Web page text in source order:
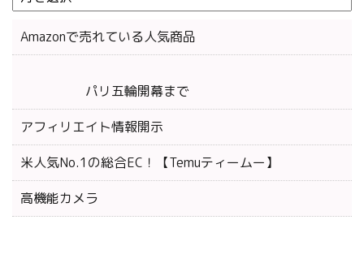
Amazonで売れている人気商品
パリ五輪開幕まで
アフィリエイト情報開示
米人気No.1の総合EC！【Temuティームー】
高機能カメラ